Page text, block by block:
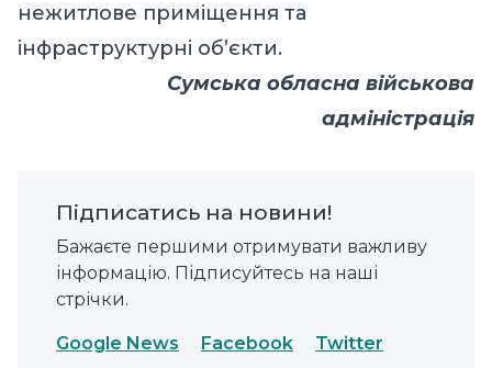
нежитлове приміщення та
інфраструктурні об’єкти.
Сумська обласна військова
адміністрація
Підписатись на новини!
Бажаєте першими отримувати важливу
інформацію. Підписуйтесь на наші
стрічки.
Google News Facebook Twitter